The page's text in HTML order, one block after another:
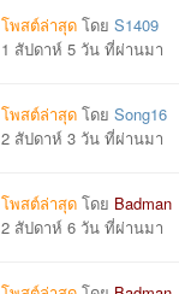
โพสต์ล่าสุด โดยS1409
1 สัปดาห์ 5 วัน ที่ผ่านมา
โพสต์ล่าสุด โดยSong16
2 สัปดาห์ 3 วัน ที่ผ่านมา
โพสต์ล่าสุด โดย Badman
2 สัปดาห์ 6 วัน ที่ผ่านมา